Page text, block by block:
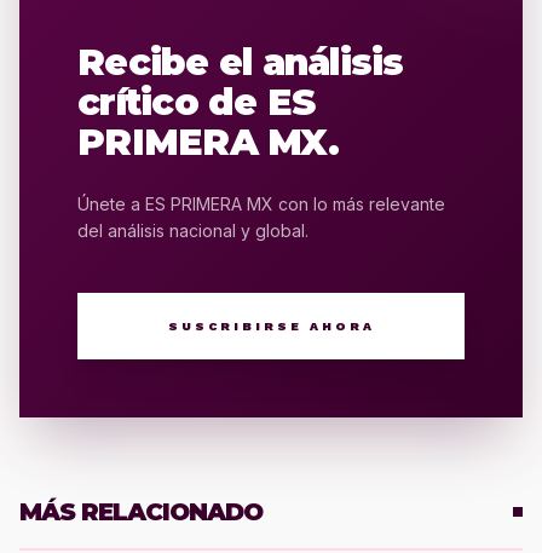
Recibe el análisis
crítico de ES
PRIMERA MX.
Únete a ES PRIMERA MX con lo más relevante
del análisis nacional y global.
SUSCRIBIRSE AHORA
MÁS RELACIONADO